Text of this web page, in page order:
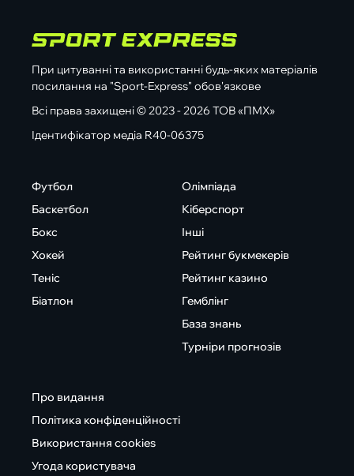
При цитуванні та використанні будь-яких матеріалів
посилання на "Sport-Express" обов'язкове
Всі права захищені © 2023 - 2026 ТОВ «ПМХ»
Ідентифікатор медіа R40-06375
Футбол
Баскетбол
Бокс
Хокей
Теніс
Біатлон
Олімпіада
Кіберспорт
Інші
Рейтинг букмекерів
Рейтинг казино
Гемблінг
База знань
Турніри прогнозів
Про видання
Політика конфіденційності
Використання cookies
Угода користувача